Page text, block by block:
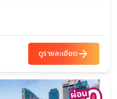
ดูรายละเอียดarrow_forward